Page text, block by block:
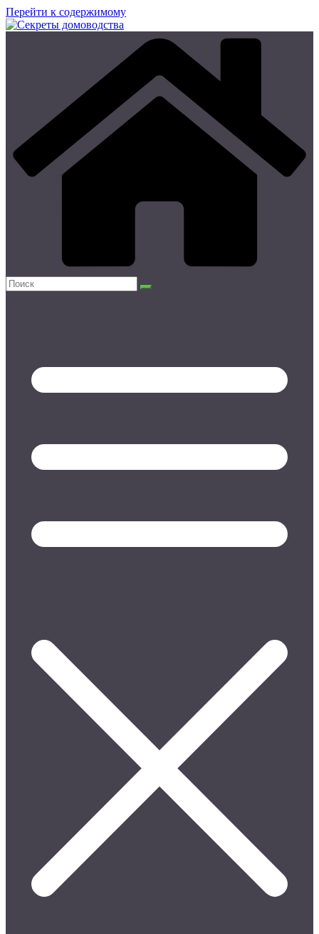
Перейти к содержимому